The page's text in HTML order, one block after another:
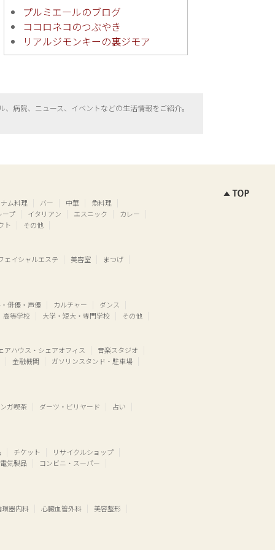
プルミエールのブログ
ココロネコのつぶやき
リアルジモンキーの裏ジモア
、病院、ニュース、イベントなどの生活情報をご紹介。
ム料理 バー 中華
魚料理
ープ
イタリアン エスニック
カレー
ト
その他
ェイシャルエステ 美容室 まつげ
俳優・声優 カルチャー
ダンス
高等学校
大学・短大・専門学校 その他
アハウス・シェアオフィス
音楽スタジオ
金融機関
ガソリンスタンド・駐車場
ガ喫茶 ダーツ・ビリヤード 占い
チケット
リサイクルショップ
電気製品
コンビニ・スーパー
環器内科 心臓血管外科 美容整形